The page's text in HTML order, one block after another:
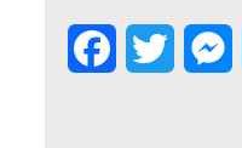
FacebookTwitter